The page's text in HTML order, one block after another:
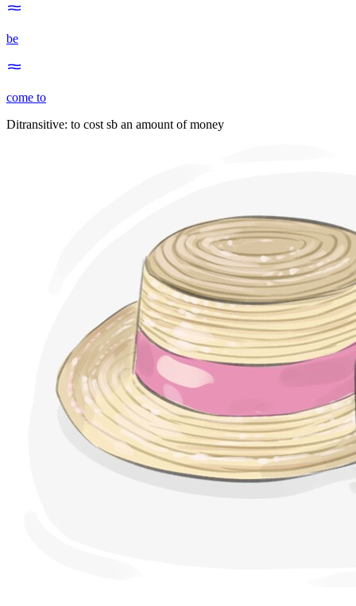
be
come to
Ditransitive: to cost sb an amount of money